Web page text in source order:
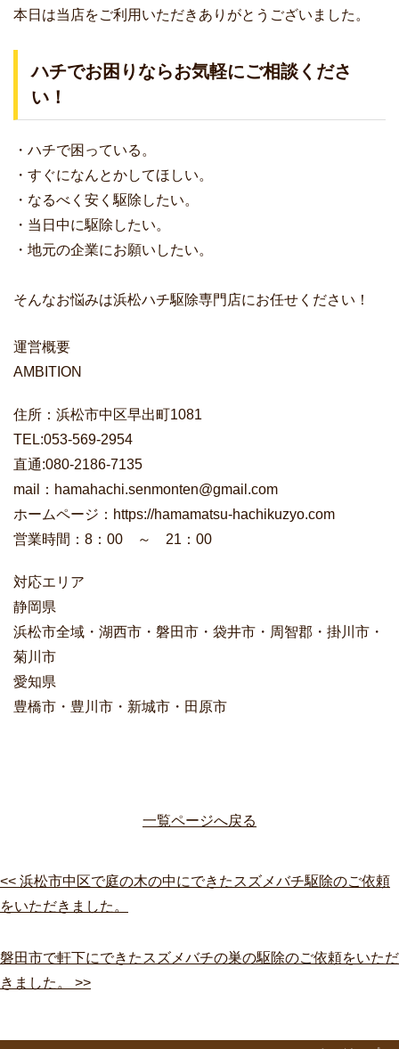
本日は当店をご利用いただきありがとうございました。
ハチでお困りならお気軽にご相談くださ
い！
・ハチで困っている。
・すぐになんとかしてほしい。
・なるべく安く駆除したい。
・当日中に駆除したい。
・地元の企業にお願いしたい。
そんなお悩みは浜松ハチ駆除専門店にお任せください！
運営概要
AMBITION
住所：浜松市中区早出町1081
TEL:053-569-2954
直通:080-2186-7135
mail：hamahachi.senmonten@gmail.com
ホームページ：https://hamamatsu-hachikuzyo.com
営業時間：8：00 ～ 21：00
対応エリア
静岡県
浜松市全域・湖西市・磐田市・袋井市・周智郡・掛川市・
菊川市
愛知県
豊橋市・豊川市・新城市・田原市
一覧ページへ戻る
<< 浜松市中区で庭の木の中にできたスズメバチ駆除のご依頼
をいただきました。
磐田市で軒下にできたスズメバチの巣の駆除のご依頼をいただ
きました。 >>